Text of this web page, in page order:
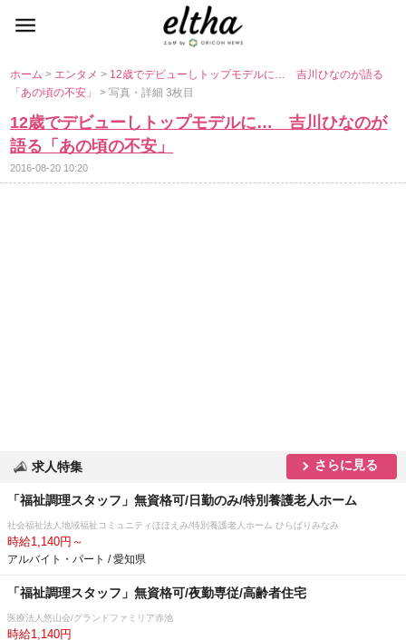
ホーム> エンタメ> 12歳でデビューしトップモデルに… 吉川ひなのが語る
「あの頃の不安」> 写真・詳細 3枚目
12歳でデビューしトップモデルに… 吉川ひなのが
語る「あの頃の不安」
2016-08-20 10:20
求人特集 さらに見る
「福祉調理スタッフ」無資格可/日勤のみ/特別養護老人ホーム
社会福祉法人地域福祉コミュニティほほえみ/特別養護老人ホーム ひらばりみなみ
時給1,140円～
アルバイト・パート / 愛知県
「福祉調理スタッフ」無資格可/夜勤専従/高齢者住宅
医療法人悠山会/グランドファミリア赤池
時給1,140円